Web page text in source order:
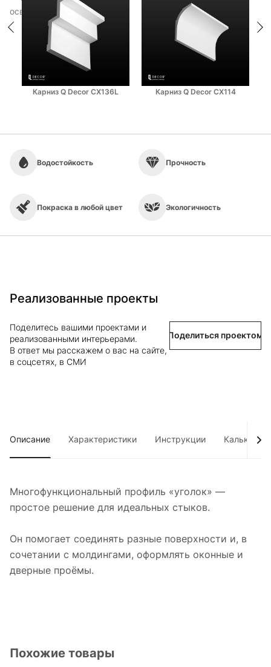
освещение
Карниз Q Decor CX136L Карниз Q Decor CX114
Водостойкость Прочность
Покраска в любой цвет Экологичность
Реализованные проекты
Поделитесь вашими проектами и
реализованными интерьерами.
В ответ мы расскажем о вас на сайте,
в соцсетях, в СМИ
Поделиться проектом
Описание Характеристики Инструкции
Многофункциональный профиль «уголок» —
простое решение для идеальных стыков.
Он помогает соединять разные поверхности и, в
сочетании с молдингами, оформлять оконные и
дверные проёмы.
Похожие товары